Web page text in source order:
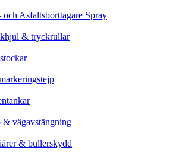
och Asfaltsborttagare Spray
& tryckrullar
vägavstängning
& bullerskydd